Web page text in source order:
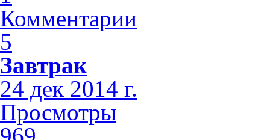
Комментарии
5
Завтрак
24 дек 2014 г.
Просмотры